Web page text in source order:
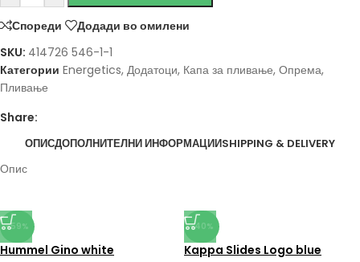
Спореди
Додади во омилени
SKU: 414726 546-1-1
Категории Energetics, Додатоци, Капа за пливање, Опрема,
Пливање
Share:
ОПИСДОПОЛНИТЕЛНИ ИНФОРМАЦИИSHIPPING & DELIVERY
Опис
-59%
Hummel Gino white
-40%
Kappa Slides Logo blue